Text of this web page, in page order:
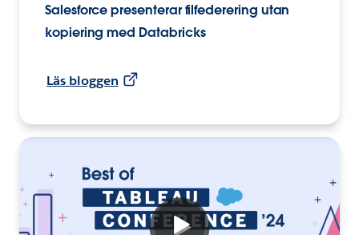
Salesforce presenterar filfederering utan
kopiering med Databricks
Läs bloggen